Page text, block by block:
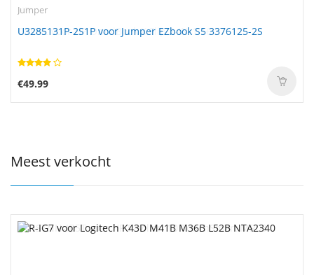
Jumper
U3285131P-2S1P voor Jumper EZbook S5 3376125-2S
€49.99
Meest verkocht